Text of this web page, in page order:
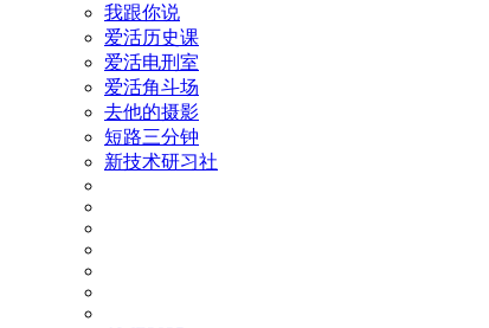
我跟你说
爱活历史课
爱活电刑室
爱活角斗场
去他的摄影
短路三分钟
新技术研习社